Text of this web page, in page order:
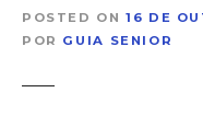
POSTED ON 16 DE
POR GUIA SENIOR